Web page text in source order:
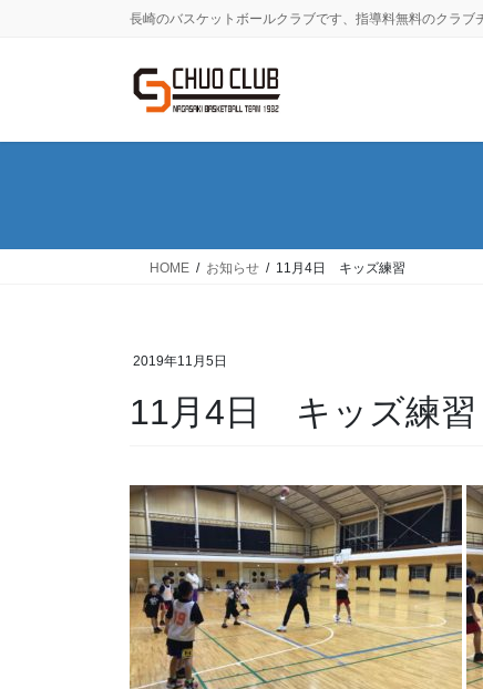
に
ョ
動
長崎のバスケットボールクラブです、指導料無料のクラブ
HOME お知らせ 11月4日 キッズ練習
2019年11月5日
11月4日 キッズ練習